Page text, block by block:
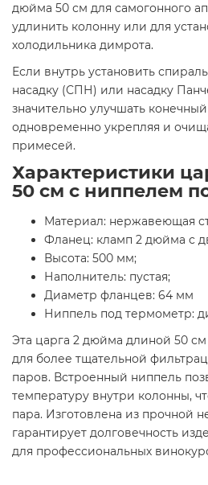
дюйма 50 см для самогонного
удлинить колонну или для
холодильника димрота.
Если внутрь установить
насадку (СПН) или насадку
значительно улучшать
одновременно укрепляя и
примесей.
Характеристики
50 см с ниппелем
Материал: нержавеющая
Фланец: кламп 2 дюйма с
Высота: 500 мм;
Наполнитель: пустая;
Диаметр фланцев: 64 мм
Ниппель под термометр:
Эта царга 2 дюйма длиной 50
для более тщательной
паров. Встроенный ниппель
температуру внутри колонны,
пара. Изготовлена из прочной
гарантирует долговечность
для профессиональных